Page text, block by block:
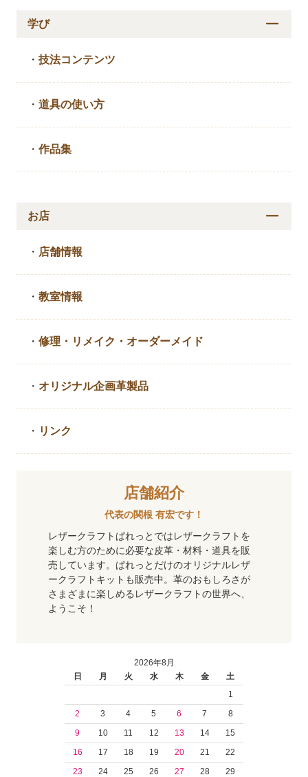
学び
・技法コンテンツ
・道具の使い方
・作品集
お店
・ 店舗情報
・教室情報
・修理・リメイク・ オーダーメイド
・ オリジナル企画革製品
・ リンク
店舗紹介
代表の関根 有宏です！
レザークラフトぱれっとではレザークラフトを
楽しむ方のために必要な皮革・材料・道具を販
売しています。ぱれっとだけのオリジナルレザ
ークラフトキットも販売中。革のおもしろさが
さまざまに楽しめるレザークラフトの世界へ、
ようこそ！
2026年8月
日
月 火 水 木 金
土
1
2
3 4 5 6 7
8
9
10 11 12 13 14
15
16
17 18 19 20 21
22
23
24 25 26 27 28
29